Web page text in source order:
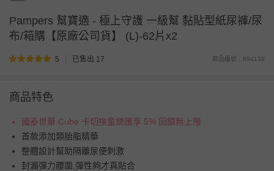
Pampers 幫寶適 - 極上守護 一級幫 黏貼型紙尿褲/尿
布/箱購【原廠公司貨】 (L)-62片x2
5 已售出 17 商品編號：894138
商品特色
國泰世華 Cube 卡切換童樂匯享 5% 回饋無上限
首款添加類胎脂精華
整體設計幫助隔離尿便刺激
封漏彈力腰圍,彈性夠才真貼合